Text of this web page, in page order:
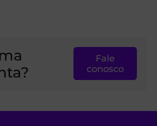
Fale
conosco